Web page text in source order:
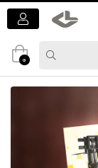
0